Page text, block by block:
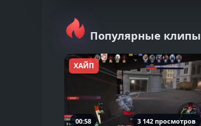
Популярные клипы
ХАЙП
00:58 3 142 просмотров